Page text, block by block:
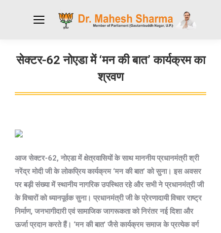
सेक्टर-62 नोएडा में ‘मन की बात’ कार्यक्रम का
श्रवण
You are here:
आज सेक्टर-62, नोएडा में क्षेत्रवासियों के साथ माननीय प्रधानमंत्री श्री
नरेंद्र मोदी जी के लोकप्रिय कार्यक्रम ‘मन की बात’ को सुना। इस अवसर
पर बड़ी संख्या में स्थानीय नागरिक उपस्थित रहे और सभी ने प्रधानमंत्री जी
के विचारों को ध्यानपूर्वक सुना। प्रधानमंत्री जी के प्रेरणादायी विचार राष्ट्र
निर्माण, जनभागीदारी एवं सामाजिक जागरूकता को निरंतर नई दिशा और
ऊर्जा प्रदान करते हैं। ‘मन की बात’ जैसे कार्यक्रम समाज के प्रत्येक वर्ग